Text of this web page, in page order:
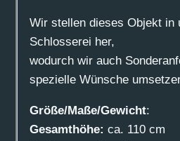
Wir stellen dieses Objekt in
Schlosserei her,
wodurch wir auch
spezielle Wünsche
Größe/Maße/Gewicht:
Gesamthöhe: ca. 110 cm